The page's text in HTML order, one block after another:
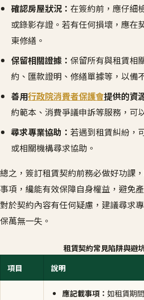
確認房屋狀況：在簽約前，應仔細
或錄影存證。若有任何損壞，應在
東修繕。
保留相關證據：保留所有與租賃相
約、匯款證明、修繕單據等，以備
善用行政院消費者保護會提供的資
約範本、消費爭議申訴等服務，可
尋求專業協助：若遇到租賃糾紛，
或相關機構尋求協助。
總之，簽訂租賃契約前務必做好功課
事項，纔能有效保障自身權益，避免
對於契約內容有任何疑慮，建議尋求
保萬無一失。
租賃契約常見陷阱與避
項目
說明
應記載事項： 如租賃期